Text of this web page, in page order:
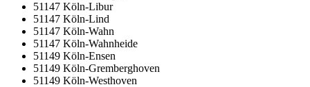
51147 Köln-Libur
51147 Köln-Lind
51147 Köln-Wahn
51147 Köln-Wahnheide
51149 Köln-Ensen
51149 Köln-Gremberghoven
51149 Köln-Westhoven